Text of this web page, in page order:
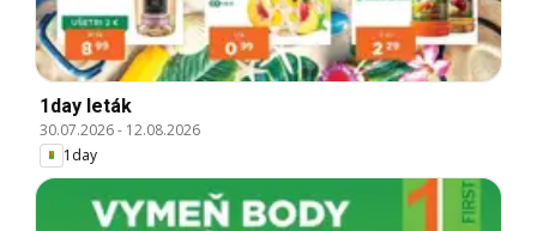
1day leták
30.07.2026- 12.08.2026
1day